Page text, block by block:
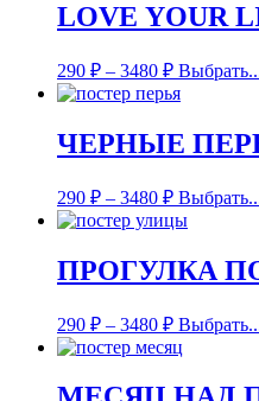
LOVE YOUR
290 ₽ – 3480 ₽
ЧЕРНЫЕ
290 ₽ – 3480 ₽
ПРОГУЛКА
290 ₽ – 3480 ₽